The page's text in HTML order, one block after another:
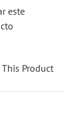
este
Product